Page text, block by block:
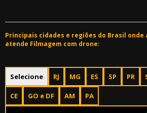
Principais cidades e regiões do Brasil onde
atende Filmagem com drone:
Selecione RJ MG ES SP PR
CE GO e DF AM PA